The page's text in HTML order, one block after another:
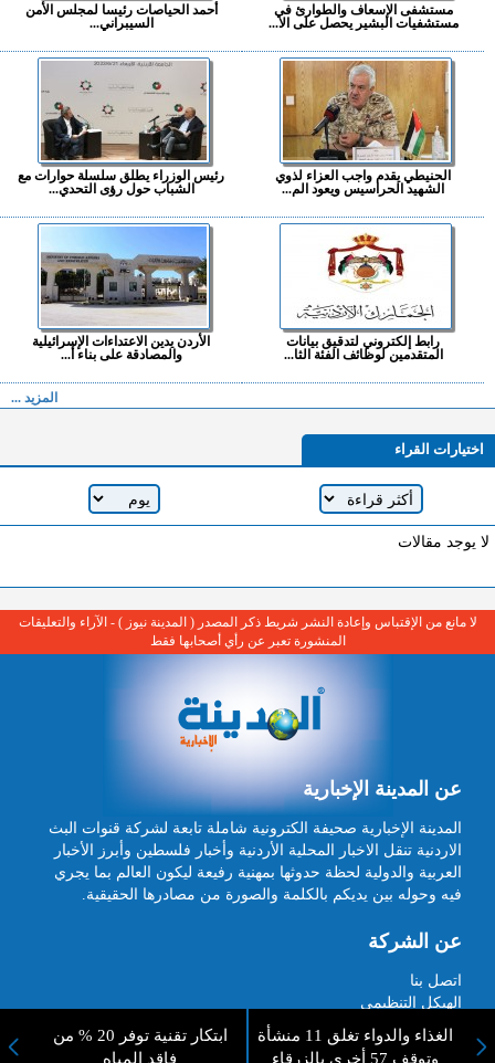
مستشفى الإسعاف والطوارئ في
مستشفيات البشير يحصل على الا...
أحمد الحياصات رئيسا لمجلس الأمن
السيبراني...
الحنيطي يقدم واجب العزاء لذوي
الشهيد الحراسيس ويعود الم...
رئيس الوزراء يطلق سلسلة حوارات مع
الشباب حول رؤى التحدي...
رابط إلكتروني لتدقيق بيانات
المتقدمين لوظائف الفئة الثا...
الأردن يدين الاعتداءات الإسرائيلية
والمصادقة على بناء أ...
المزيد ...
اختيارات القراء
لا يوجد مقالات
الغذاء والدواء تغلق 11 منشأة
لا مانع من الإقتباس وإعادة النشر شريط ذكر المصدر ( المدينة نيوز ) - الآراء والتعليقات
المنشورة تعبر عن رأي أصحابها فقط
عن المدينة الإخبارية
المدينة الإخبارية صحيفة الكترونية شاملة تابعة لشركة قنوات البث
الاردنية تنقل الاخبار المحلية الأردنية وأخبار فلسطين وأبرز الأخبار
العربية والدولية لحظة حدوثها بمهنية رفيعة ليكون العالم بما يجري
فيه وحوله بين يديكم بالكلمة والصورة من مصادرها الحقيقية.
عن الشركة
اتصل بنا
الهيكل التنظيمي
اعلن معنا
ارسل خبر او صورة